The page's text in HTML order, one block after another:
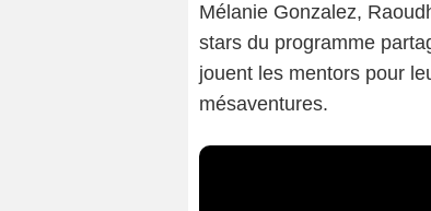
Mélanie Gonzalez,
stars du programme
jouent les mentors pour
mésaventures.